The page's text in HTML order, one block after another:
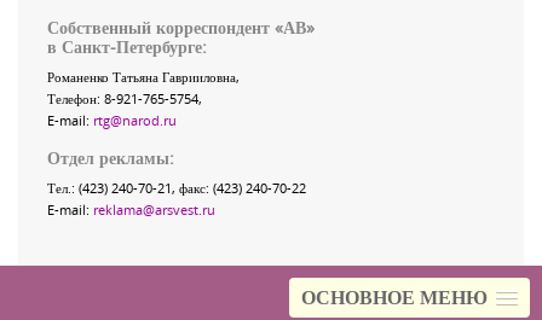
ОСНОВНОЕ МЕНЮ
Собственный корреспондент «АВ»
в Санкт-Петербурге:
Романенко Татьяна Гаврииловна,
Телефон: 8-921-765-5754,
E-mail: rtg@narod.ru
Отдел рекламы:
Тел.: (423) 240-70-21, факс: (423) 240-70-22
E-mail: reklama@arsvest.ru